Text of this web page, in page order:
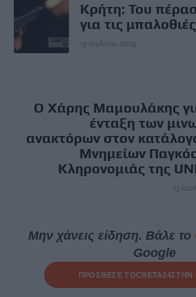
Κρήτη: Του
για τις
13 Ιουλίου, 2025
Ο Χάρης Μαμουλάκης
ένταξη των
ανακτόρων στον
Μνημείων
Κληρονομιάς της
13
Μην χάνεις είδηση. Βάλε το
Google
ΠΡΟΣΘΕΣΕ ΤΟCRETA24ΣΤΗΝ